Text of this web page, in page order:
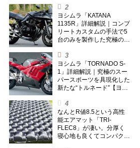
ヨシムラ「KATANA
1135R」詳細解説｜コンプ
リートカスタムの手法で5
台のみを製作した究極の銘
ヨシムラ「TORNADO S-
1」詳細解説｜究極のスー
パースポーツを具現化した
新たな“トルネード”【ヨシ
なんとR値8.5という高性
能エアマット「TRI-
FLEC8」が凄い。分厚く
寝心地も良くてコンパクト